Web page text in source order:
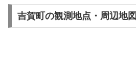
吉賀町の観測地点・周辺地図